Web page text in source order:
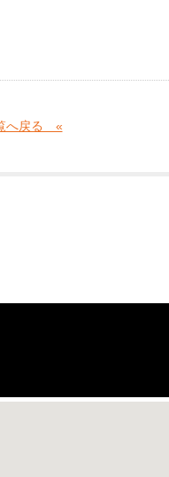
へ戻る «